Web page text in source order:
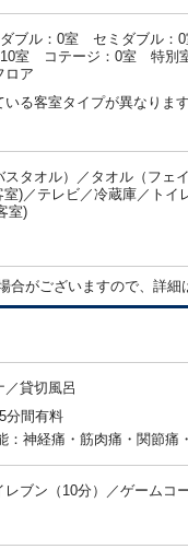
ブル：0室 セミダブル
室 コテージ：0室 特別
ロア
る客室タイプが異なります
タオル）／タオル（フェ
)／テレビ／冷蔵庫／ト
室)
がございますので、詳細
貸切風呂
間有料
神経痛・筋肉痛・関節痛
ブン（10分）／ゲームコ